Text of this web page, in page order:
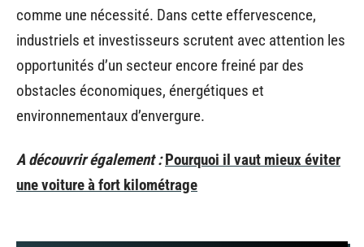
comme une nécessité. Dans cette effervescence,
industriels et investisseurs scrutent avec attention les
opportunités d’un secteur encore freiné par des
obstacles économiques, énergétiques et
environnementaux d’envergure.
A découvrir également : Pourquoi il vaut mieux éviter
une voiture à fort kilométrage